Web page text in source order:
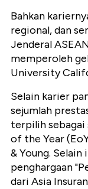
Bahkan
regional, dan
Jenderal
memperoleh
University
Selain karier
sejumlah
terpilih sebagai
of the Year
& Young.
penghargaan
dari Asia